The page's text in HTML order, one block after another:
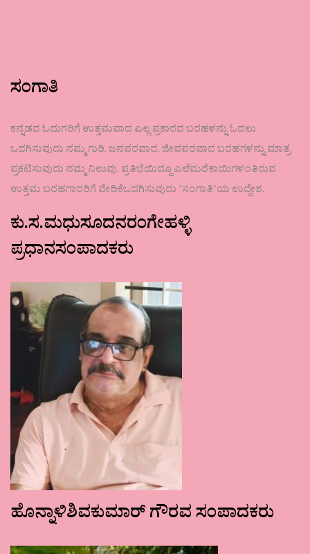
ಸಂಗಾತಿ
ಕನ್ನಡದ ಓದುಗರಿಗೆ ಉತ್ತಮವಾದ ಎಲ್ಲ ಪ್ರಕಾರದ ಬರಹಳನ್ನು ಓದಲು
ಒದಗಿಸುವುದು ನಮ್ಮ ಗುರಿ. ಜನಪರವಾದ, ಜೀವಪರವಾದ ಬರಹಗಳನ್ನು ಮಾತ್ರ
ಪ್ರಕಟಿಸುವುದು ನಮ್ಮ ನಿಲುವು. ಪ್ರತಿಭೆಯಿದ್ದೂ ಎಲೆಮರೆಕಾಯಿಗಳಂತಿರುವ
ಉತ್ತಮ ಬರಹಗಾರರಿಗೆ ವೇದಿಕೆಒದಗಿಸುವುದು ʼಸಂಗಾತಿʼಯ ಉದ್ದೇಶ.
ಕು.ಸ.ಮಧುಸೂದನರಂಗೇಹಳ್ಳಿ
ಪ್ರಧಾನಸಂಪಾದಕರು
ಹೊನ್ನಾಳಿಶಿವಕುಮಾರ್ ಗೌರವ ಸಂಪಾದಕರು